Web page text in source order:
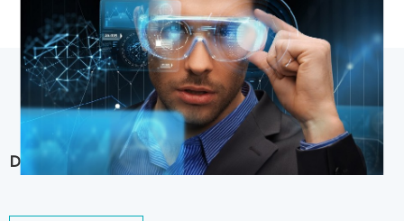
DT解决方案-用户体验中心